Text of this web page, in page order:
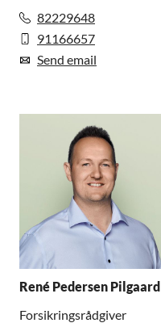
82229648
91166657
Send email
René Pedersen Pilgaard
Forsikringsrådgiver